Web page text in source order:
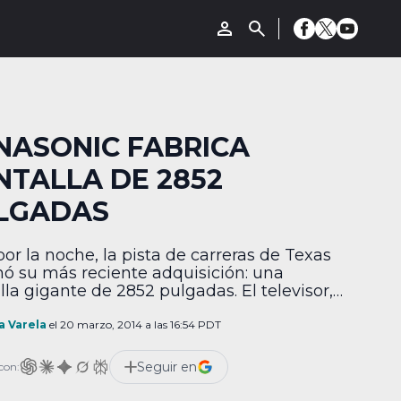
FABRICA
DE 2852
la noche, la pista de carreras de Texas
su más reciente adquisición: una
gigante de 2852 pulgadas. El televisor,
del libro Guinness de los récords
pues mide 66.5 metros de ancho y 28.8
de […]
Varela el 20 marzo, 2014 a las 16:54 PDT
Seguir en